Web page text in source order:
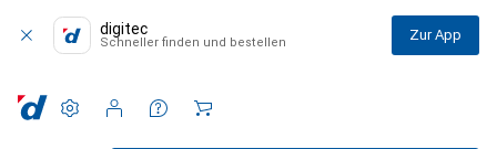
digitec
Schneller finden und bestellen Zur App
Einstellungen
Kundenkonto
Vergleichslisten
Merklisten
Warenkorb